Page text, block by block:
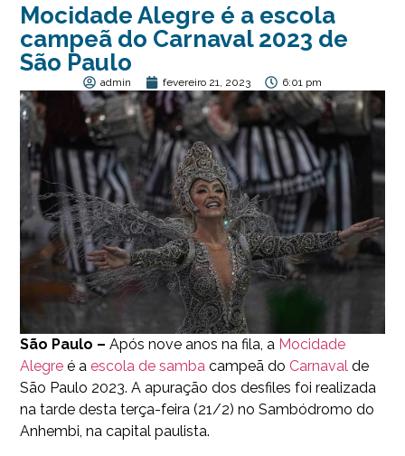
Mocidade Alegre é a escola
campeã do Carnaval 2023 de
São Paulo
admin fevereiro 21, 2023 6:01 pm
São Paulo – Após nove anos na fila, a Mocidade
Alegre é a escola de samba campeã do Carnaval de
São Paulo 2023. A apuração dos desfiles foi realizada
na tarde desta terça-feira (21/2) no Sambódromo do
Anhembi, na capital paulista.